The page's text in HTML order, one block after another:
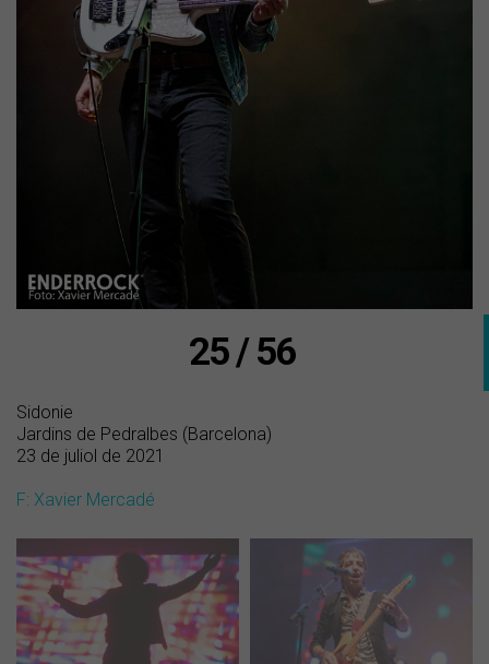
25 / 56
Sidonie
Jardins de Pedralbes (Barcelona)
23 de juliol de 2021
F: Xavier Mercadé